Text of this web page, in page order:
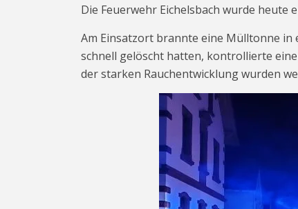
Die Feuerwehr Eichelsbach wurde heute
Am Einsatzort brannte eine Mülltonne in
schnell gelöscht hatten, kontrollierte
der starken Rauchentwicklung wurden